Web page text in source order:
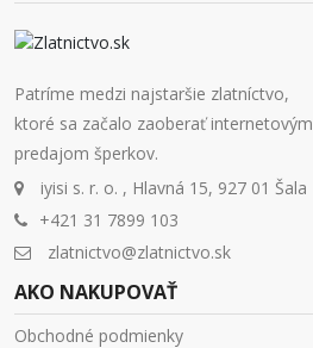
Patríme medzi najstaršie zlatníctvo,
ktoré sa začalo zaoberať internetovým
predajom šperkov.
iyisi s. r. o. , Hlavná 15, 927 01 Šala
+421 31 7899 103
zlatnictvo@zlatnictvo.sk
AKO NAKUPOVAŤ
Obchodné podmienky